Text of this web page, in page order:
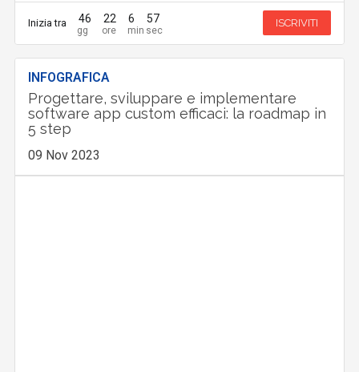
Inizia tra 46 22 6 56 ISCRIVITI
INFOGRAFICA
Progettare, sviluppare e implementare
software app custom efficaci: la roadmap in
5 step
09 Nov 2023